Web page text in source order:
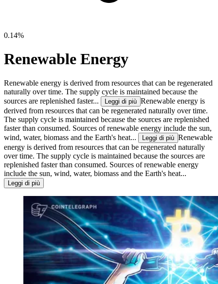
0.14%
Renewable Energy
Renewable energy is derived from resources that can be regenerated
naturally over time. The supply cycle is maintained because the
sources are replenished faster...
Leggi di più Renewable energy is
derived from resources that can be regenerated naturally over time.
The supply cycle is maintained because the sources are replenished
faster than consumed. Sources of renewable energy include the sun,
wind, water, biomass and the Earth's heat...
Leggi di più Renewable
energy is derived from resources that can be regenerated naturally
over time. The supply cycle is maintained because the sources are
replenished faster than consumed. Sources of renewable energy
include the sun, wind, water, biomass and the Earth's heat...
Leggi di più